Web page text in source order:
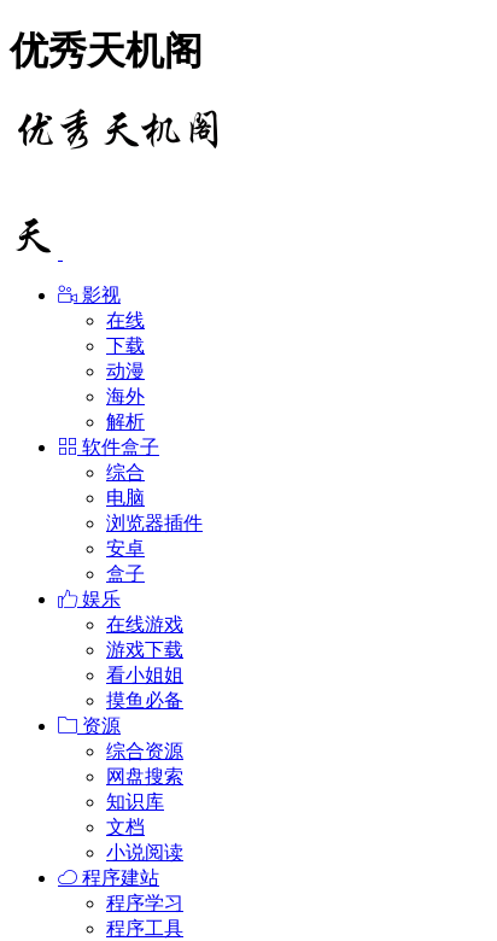
优秀天机阁
影视
在线
下载
动漫
海外
解析
软件盒子
综合
电脑
浏览器插件
安卓
盒子
娱乐
在线游戏
游戏下载
看小姐姐
摸鱼必备
资源
综合资源
网盘搜索
知识库
文档
小说阅读
程序建站
程序学习
程序工具